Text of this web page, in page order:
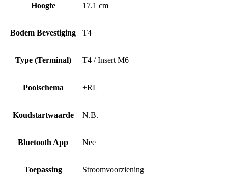
Hoogte 17.1 cm
Bodem Bevestiging T4
Type (Terminal) T4 / Insert M6
Poolschema +RL
Koudstartwaarde N.B.
Bluetooth App Nee
Toepassing Stroomvoorziening